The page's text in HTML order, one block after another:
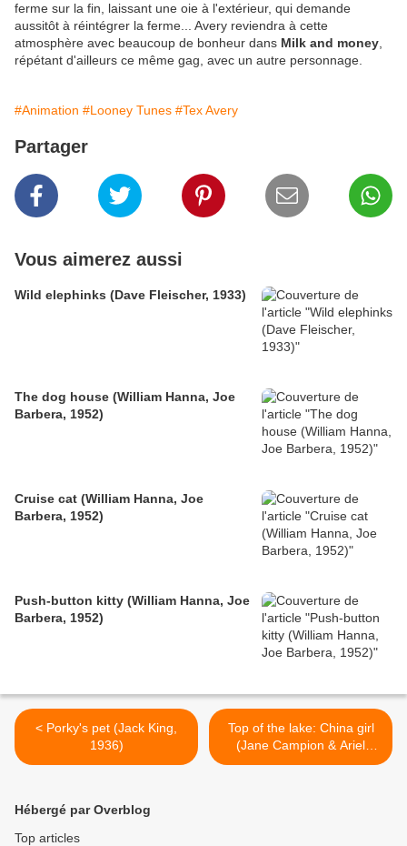
ferme sur la fin, laissant une oie à l'extérieur, qui demande
aussitôt à réintégrer la ferme... Avery reviendra à cette
atmosphère avec beaucoup de bonheur dans Milk and money
répétant d'ailleurs ce même gag, avec un autre personnage.
#Animation #Looney Tunes #Tex Avery
Partager
Vous aimerez aussi
Wild elephinks (Dave Fleischer, 1933)
The dog house (William Hanna, Joe
Barbera, 1952)
Cruise cat (William Hanna, Joe
Barbera, 1952)
Push-button kitty (William Hanna, Joe
Barbera, 1952)
< Porky's pet (Jack King,
1936)
Top of the lake: China girl
(Jane Campion & Ariel
Kleiman, 2017) >
Hébergé par Overblog
Top articles